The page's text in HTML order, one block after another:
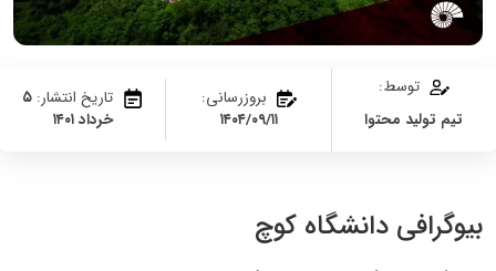
توسط:
تیم تولید محتوا
بروزرسانی:
۱۴۰۴/۰۹/۱۱
تاریخ انتشار: ۵
خرداد ۱۴۰۱
بیوگرافی دانشگاه کوچ